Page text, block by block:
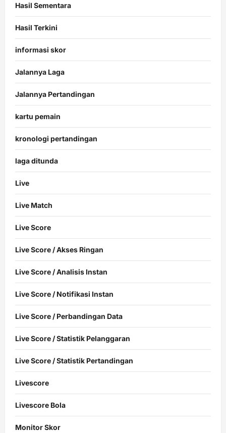
Hasil Sementara
Hasil Terkini
informasi skor
Jalannya Laga
Jalannya Pertandingan
kartu pemain
kronologi pertandingan
laga ditunda
Live
Live Match
Live Score
Live Score / Akses Ringan
Live Score / Analisis Instan
Live Score / Notifikasi Instan
Live Score / Perbandingan Data
Live Score / Statistik Pelanggaran
Live Score / Statistik Pertandingan
Livescore
Livescore Bola
Monitor Skor